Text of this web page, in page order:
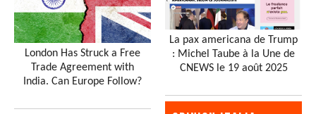
London Has Struck a Free
Trade Agreement with
India. Can Europe Follow?
La pax americana de Trump
: Michel Taube à la Une de
CNEWS le 19 août 2025